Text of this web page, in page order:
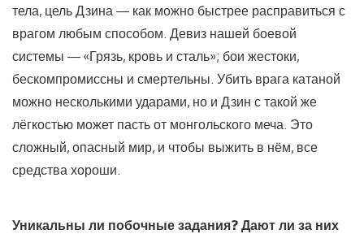
тела, цель Дзина — как можно быстрее расправиться с
врагом любым способом. Девиз нашей боевой
системы — «Грязь, кровь и сталь»; бои жестоки,
бескомпромиссны и смертельны. Убить врага катаной
можно несколькими ударами, но и Дзин с такой же
лёгкостью может пасть от монгольского меча. Это
сложный, опасный мир, и чтобы выжить в нём, все
средства хороши.
Уникальны ли побочные задания? Дают ли за них